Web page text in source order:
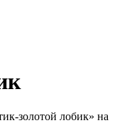
золотой лобик» на